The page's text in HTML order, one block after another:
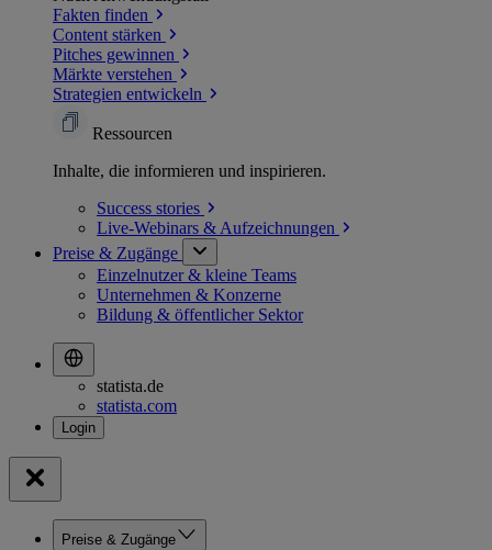
Fakten finden
Content stärken
Pitches gewinnen
Märkte verstehen
Strategien entwickeln
Ressourcen
Inhalte, die informieren und inspirieren.
Success stories
Live-Webinars & Aufzeichnungen
Preise & Zugänge
Einzelnutzer & kleine Teams
Unternehmen & Konzerne
Bildung & öffentlicher Sektor
statista.de
statista.com
Preise & Zugänge